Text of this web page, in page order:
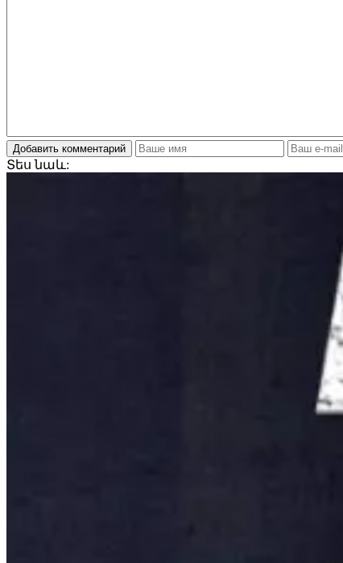
Добавить комментарий
Տեսնաև: